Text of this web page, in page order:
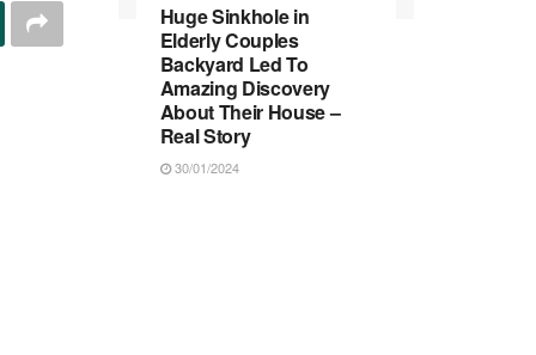
Huge Sinkhole in
Elderly Couples
Backyard Led To
Amazing Discovery
About Their House –
Real Story
30/01/2024